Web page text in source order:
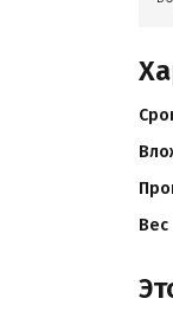
Вес